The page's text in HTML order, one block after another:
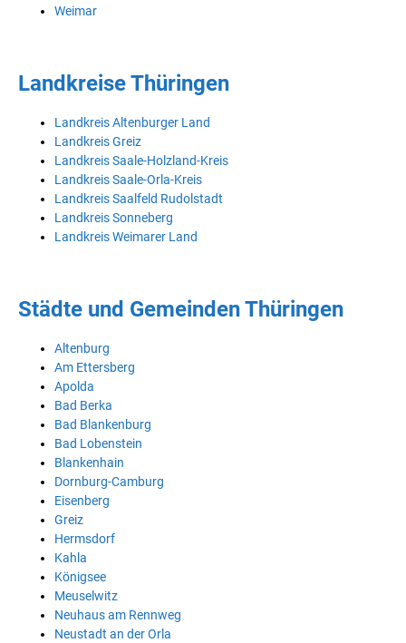
Weimar
Landkreise Thüringen
Landkreis Altenburger Land
Landkreis Greiz
Landkreis Saale-Holzland-Kreis
Landkreis Saale-Orla-Kreis
Landkreis Saalfeld Rudolstadt
Landkreis Sonneberg
Landkreis Weimarer Land
Städte und Gemeinden Thüringen
Altenburg
Am Ettersberg
Apolda
Bad Berka
Bad Blankenburg
Bad Lobenstein
Blankenhain
Dornburg-Camburg
Eisenberg
Greiz
Hermsdorf
Kahla
Königsee
Meuselwitz
Neuhaus am Rennweg
Neustadt an der Orla